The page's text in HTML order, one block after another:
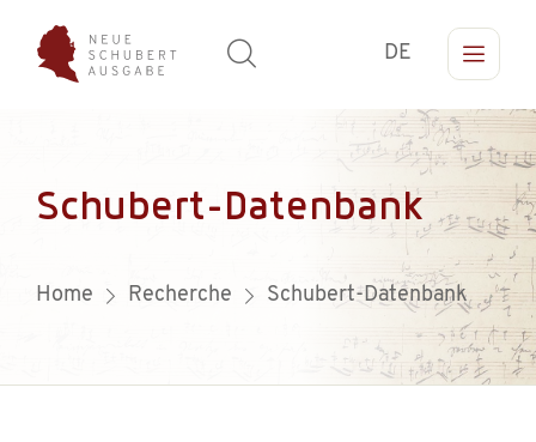
DE
Schubert-Datenbank
Home Recherche Schubert-Datenbank